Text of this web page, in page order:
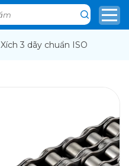
Xích 3 dãy chuẩn ISO